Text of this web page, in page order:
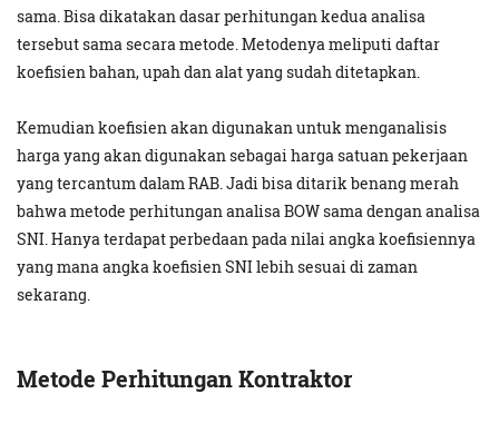
sama. Bisa dikatakan dasar perhitungan kedua analisa
tersebut sama secara metode. Metodenya meliputi daftar
koefisien bahan, upah dan alat yang sudah ditetapkan.
Kemudian koefisien akan digunakan untuk menganalisis
harga yang akan digunakan sebagai harga satuan pekerjaan
yang tercantum dalam RAB. Jadi bisa ditarik benang merah
bahwa metode perhitungan analisa BOW sama dengan analisa
SNI. Hanya terdapat perbedaan pada nilai angka koefisiennya
yang mana angka koefisien SNI lebih sesuai di zaman
sekarang.
Metode Perhitungan Kontraktor